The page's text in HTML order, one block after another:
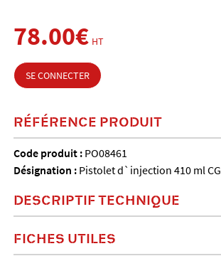
78.00€ HT
SE CONNECTER
RÉFÉRENCE PRODUIT
Code produit : PO08461
Désignation : Pistolet d`injection 410 ml CG
DESCRIPTIF TECHNIQUE
FICHES UTILES